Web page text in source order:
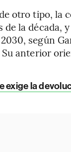
otro tipo, la
la década,
según
anterior
exige la